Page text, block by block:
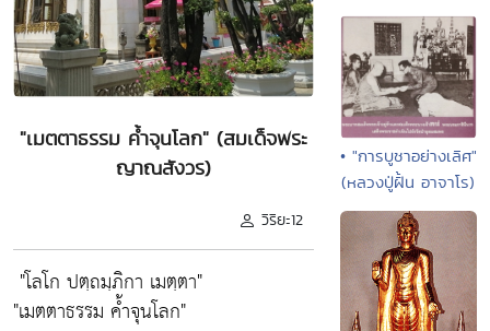
"เมตตาธรรม ค้ำจุนโลก" (สมเด็จพระ
ญาณสังวร)
วิริยะ12
"โลโก ปตฺถมฺภิกา เมตฺตา"
"เมตตาธรรม ค้ำจุนโลก"
• "การบูชาอย่างเลิศ"
(หลวงปู่ฝั้น อาจาโร)